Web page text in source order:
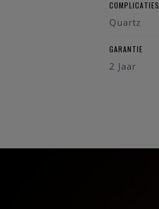
COMPLICATIES
Quartz
GARANTIE
2 Jaar